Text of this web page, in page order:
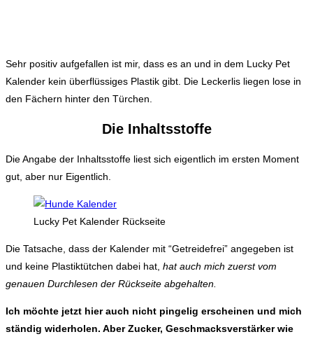
Sehr positiv aufgefallen ist mir, dass es an und in dem Lucky Pet
Kalender kein überflüssiges Plastik gibt. Die Leckerlis liegen lose in
den Fächern hinter den Türchen.
Die Inhaltsstoffe
Die Angabe der Inhaltsstoffe liest sich eigentlich im ersten Moment
gut, aber nur Eigentlich.
Lucky Pet Kalender Rückseite
Die Tatsache, dass der Kalender mit “Getreidefrei” angegeben ist
und keine Plastiktütchen dabei hat, hat auch mich zuerst vom
genauen Durchlesen der Rückseite abgehalten.
Ich möchte jetzt hier auch nicht pingelig erscheinen und mich
ständig widerholen. Aber Zucker, Geschmacksverstärker wie